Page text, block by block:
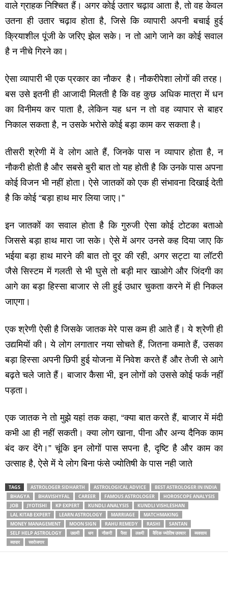
वाले ग्राहक निश्चित हैं। अगर कोई उतार चढ़ाव आता है, तो वह केवल
उतना ही उतार चढ़ाव होता है, जिसे कि व्‍यापारी अपनी बचाई हुई
क्रियाशील पूंजी के जरिए झेल सके। न तो आगे जाने का कोई सवाल
है न नीचे गिरने का।
ऐसा व्‍यापारी भी एक प्रकार का नौकर है। नौकरीपेशा लोगों की तरह।
बस उसे इतनी ही आजादी मिलती है कि वह कुछ अधिक मात्रा में धन
का विनीमय कर पाता है, लेकिन यह धन न तो वह व्‍यापार से बाहर
निकाल सकता है, न उसके भरोसे कोई बड़ा काम कर सकता है।
तीसरी श्रेणी में वे लोग आते हैं, जिनके पास न व्‍यापार होता है, न
नौकरी होती है और सबसे बुरी बात तो यह होती है कि उनके पास अपना
कोई विजन भी नहीं होता। ऐसे जातकों को एक ही संभावना दिखाई देती
है कि कोई “बड़ा हाथ मार लिया जाए।”
इन जातकों का सवाल होता है कि गुरुजी ऐसा कोई टोटका बताओ
जिससे बड़ा हाथ मारा जा सके। ऐसे में अगर उनसे कह दिया जाए कि
भईया बड़ा हाथ मारने की बात तो दूर की रही, अगर सट्टा या लॉटरी
जैसे सिस्‍टम में गलती से भी घुसे तो बड़ी मार खाओगे और जिंदगी का
आगे का बड़ा हिस्‍सा बाजार से ली हुई उधार चुकता करने में ही निकल
जाएगा।
एक श्रेणी ऐसी है जिसके जातक मेरे पास कम ही आते हैं। ये श्रेणी ही
उद्यमियों की। ये लोग लगातार नया सोचते हैं, जितना कमाते हैं, उसका
बड़ा हिस्‍सा अपनी छिपी हुई योजना में निवेश करते हैं और तेजी से आगे
बढ़ते चले जाते हैं। बाजार कैसा भी, इन लोगों को उससे कोई फर्क नहीं
पड़ता।
एक जातक ने तो मुझे यहां तक कहा, “क्‍या बात करते हैं, बाजार में मंदी
कभी आ ही नहीं सकती। क्‍या लोग खाना, पीना और अन्‍य दैनिक काम
बंद कर देंगे।” चूंकि इन लोगों पास सपना है, दृष्टि है और काम का
उत्‍साह है, ऐसे में ये लोग बिना फंसे ज्‍योतिषी के पास नही जाते
TAGS ASTROLOGER SIDHARTH ASTROLOGICAL ADVICE
BEST ASTROLOGER IN INDIA
BHAGYA
BHAVISHYFAL CAREER FAMOUS ASTROLOGER
HOROSCOPE ANALYSIS
JOB
JYOTISHI KP EXPERT KUNDLI ANALYSIS
KUNDLI VISHLESHAN
LAL KITAB EXPERT
LEARN ASTROLOGY MARRIAGE
MATCHMAKING
MONEY MANAGEMENT
MOON SIGN RAHU REMEDY RASHI
SANTAN
SELF HELP ASTROLOGY
उद्यमी धन नौकरी पैसा लक्ष्‍मी वैदिक ज्‍योतिष उपचार
व्‍यवसाय
व्‍यापार
स्‍वरोजगार